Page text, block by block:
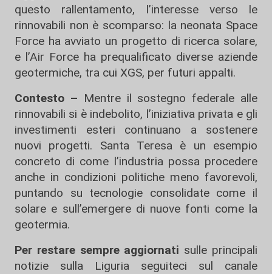
questo rallentamento, l’interesse verso le
rinnovabili non è scomparso: la neonata Space
Force ha avviato un progetto di ricerca solare,
e l’Air Force ha prequalificato diverse aziende
geotermiche, tra cui XGS, per futuri appalti.
Contesto – Mentre il sostegno federale alle
rinnovabili si è indebolito, l’iniziativa privata e gli
investimenti esteri continuano a sostenere
nuovi progetti. Santa Teresa è un esempio
concreto di come l’industria possa procedere
anche in condizioni politiche meno favorevoli,
puntando su tecnologie consolidate come il
solare e sull’emergere di nuove fonti come la
geotermia.
Per restare sempre aggiornati sulle principali
notizie sulla Liguria seguiteci sul canale